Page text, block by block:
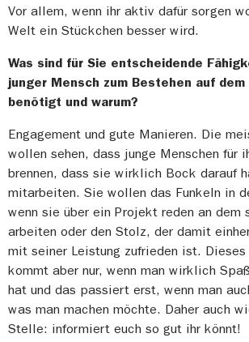
Vor allem, wenn ihr aktiv dafür sorgen
Welt ein Stückchen besser wird.
Was sind für Sie entscheidende
junger Mensch zum Bestehen auf
benötigt und warum?
Engagement und gute Manieren. Die
wollen sehen, dass junge Menschen für
brennen, dass sie wirklich Bock darauf
mitarbeiten. Sie wollen das Funkeln in
wenn sie über ein Projekt reden an dem
arbeiten oder den Stolz, der damit
mit seiner Leistung zufrieden ist. Dieses
kommt aber nur, wenn man wirklich
hat und das passiert erst, wenn man
was man machen möchte. Daher auch
Stelle: informiert euch so gut ihr könnt!